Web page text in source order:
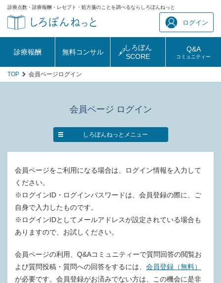
診療点数・診療報酬・レセプト・処方箋のことを調べるならしろぼんねっと
ログイン
診療報酬 無料コンサル
しろぼん
SCORE
Q&A
コミュニティー
TOP 会員ページログイン
会員ページ ログイン
しろぼんねっとメニュー
会員ページをご利用になる場合は、ログイン情報を入力して
ください。
※ログインID・ログインパスワードは、会員登録の際に、ご
自身で入力したものです。
※ログインIDとしてメールアドレスが設定されている場合も
ありますので、お試しください。
会員ページの利用、Q&Aコミュニティーで質問回答の閲覧お
よび質問投稿・質問への回答をするには、 会員登録（無料）
が必要です。会員登録がお済みでない方は、この機会に是非